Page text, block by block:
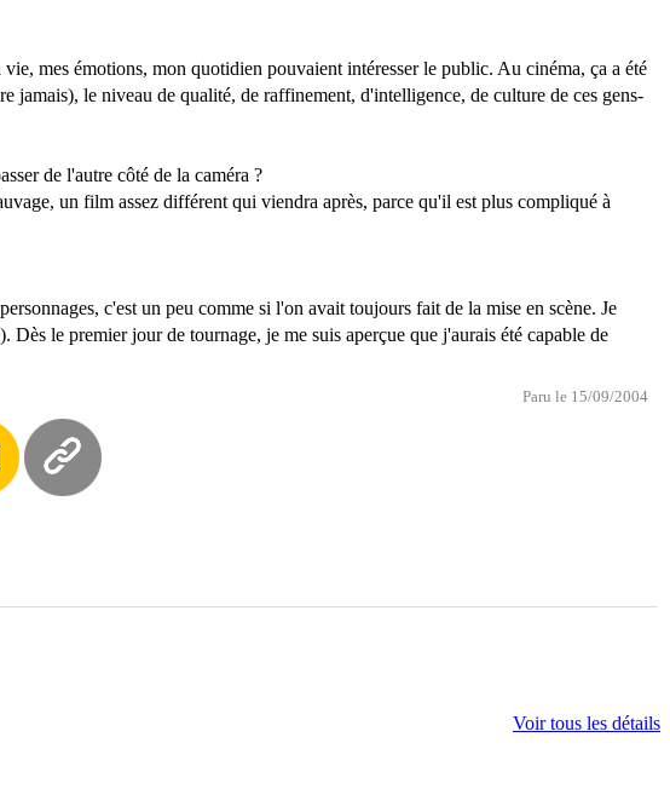
mes émotions, mon quotidien pouvaient intéresser le public. Au cinéma, ça a été
le niveau de qualité, de raffinement, d'intelligence, de culture de ces gens-
de l'autre côté de la caméra ?
un film assez différent qui viendra après, parce qu'il est plus compliqué à
c'est un peu comme si l'on avait toujours fait de la mise en scène. Je
le premier jour de tournage, je me suis aperçue que j'aurais été capable de
Paru le 15/09/2004
Voir tous les détails